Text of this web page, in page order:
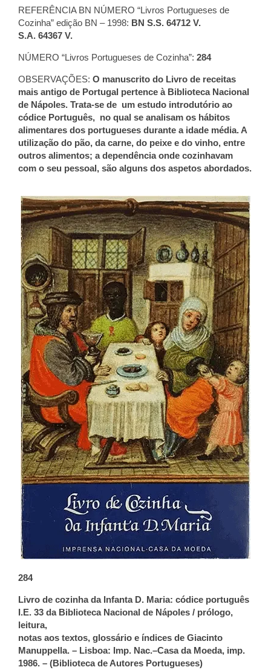
REFERÊNCIA BN NÚMERO “Livros Portugueses de
Cozinha” edição BN – 1998: BN S.S. 64712 V.
S.A. 64367 V.
NÚMERO “Livros Portugueses de Cozinha”: 284
OBSERVAÇÕES: O manuscrito do Livro de receitas
mais antigo de Portugal pertence à Biblioteca Nacional
de Nápoles. Trata-se de um estudo introdutório ao
códice Português, no qual se analisam os hábitos
alimentares dos portugueses durante a idade média. A
utilização do pão, da carne, do peixe e do vinho, entre
outros alimentos; a dependência onde cozinhavam
com o seu pessoal, são alguns dos aspetos abordados.
284
Livro de cozinha da Infanta D. Maria: códice português
I.E. 33 da Biblioteca Nacional de Nápoles / prólogo,
leitura,
notas aos textos, glossário e índices de Giacinto
Manuppella. – Lisboa: Imp. Nac.–Casa da Moeda, imp.
1986. – (Biblioteca de Autores Portugueses)